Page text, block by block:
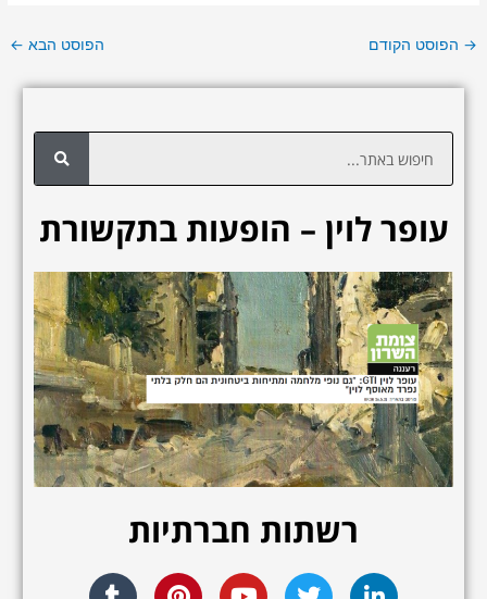
→ הפוסט הקודם הפוסט הבא ←
עופר לוין – הופעות בתקשורת
רשתות חברתיות
L
T
Y
P
T